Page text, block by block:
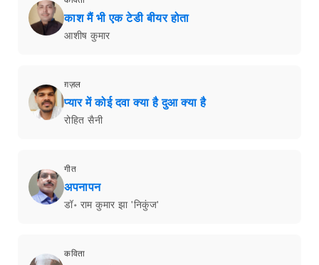
काश मैं भी एक टेडी बीयर होता
आशीष कुमार
ग़ज़ल
प्यार में कोई दवा क्या है दुआ क्या है
रोहित सैनी
गीत
अपनापन
डॉ॰ राम कुमार झा 'निकुंज'
कविता